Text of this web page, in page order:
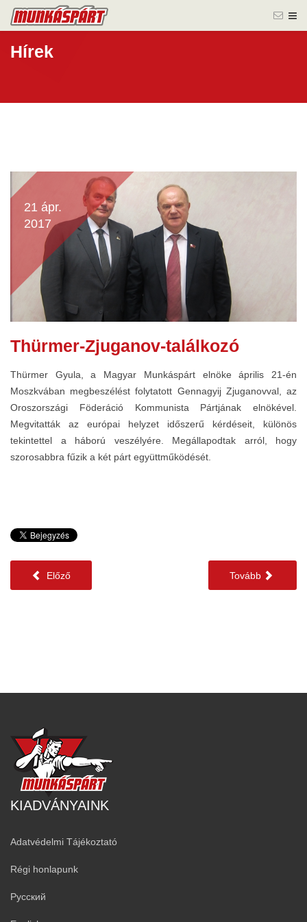
Hírek
21 ápr.
2017
Thürmer-Zjuganov-találkozó
Thürmer Gyula, a Magyar Munkáspárt elnöke április 21-én
Moszkvában megbeszélést folytatott Gennagyij Zjuganovval, az
Oroszországi Föderáció Kommunista Pártjának elnökével.
Megvitatták az európai helyzet időszerű kérdéseit, különös
tekintettel a háború veszélyére. Megállapodtak arról, hogy
szorosabbra fűzik a két párt együttműködését.
Előző Tovább
KIADVÁNYAINK
Adatvédelmi Tájékoztató
Régi honlapunk
Русский